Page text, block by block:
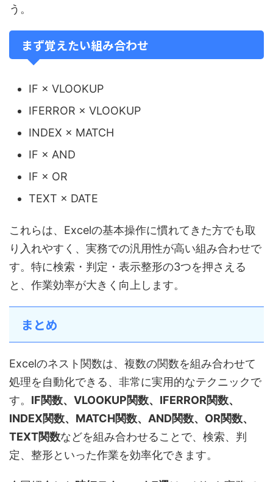
う。
まず覚えたい組み合わせ
IF × VLOOKUP
IFERROR × VLOOKUP
INDEX × MATCH
IF × AND
IF × OR
TEXT × DATE
これらは、Excelの基本操作に慣れてきた方でも取
り入れやすく、実務での汎用性が高い組み合わせで
す。特に検索・判定・表示整形の3つを押さえる
と、作業効率が大きく向上します。
まとめ
Excelのネスト関数は、複数の関数を組み合わせて
処理を自動化できる、非常に実用的なテクニックで
す。 IF関数、VLOOKUP関数、IFERROR関数、
INDEX関数、MATCH関数、AND関数、OR関数、
TEXT関数などを組み合わせることで、検索、判
定、整形といった作業を効率化できます。